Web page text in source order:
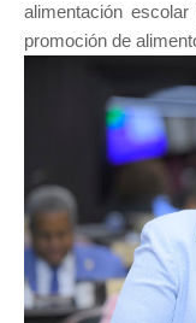
alimentación
promoción de